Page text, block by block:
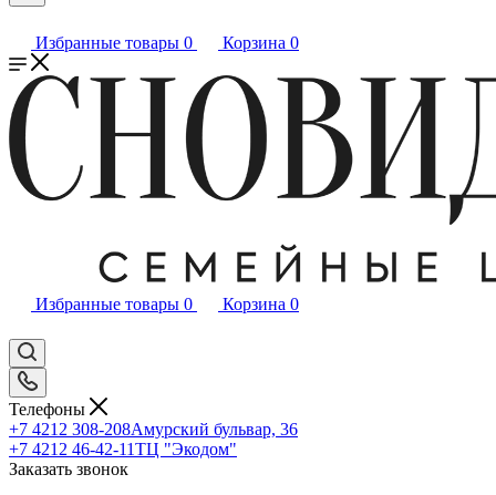
Избранные товары 0 Корзина 0
Избранные товары 0 Корзина 0
Телефоны
+7 4212 308-208Амурский бульвар, 36
+7 4212 46-42-11ТЦ "Экодом"
Заказать звонок